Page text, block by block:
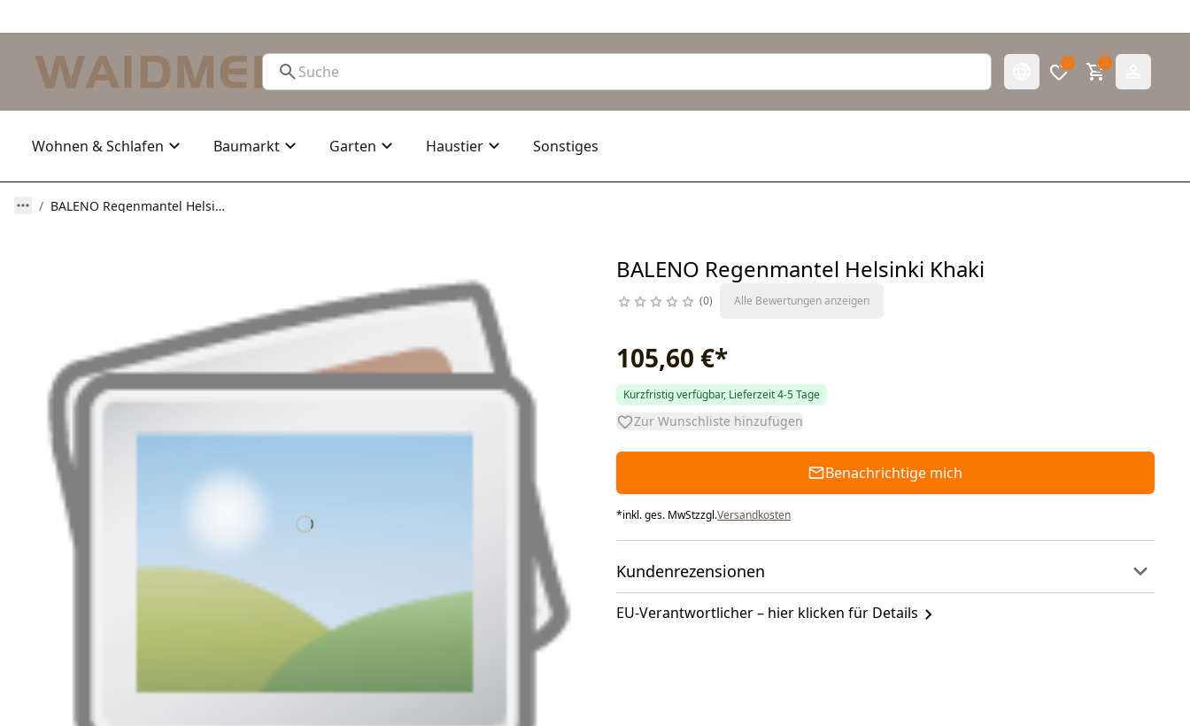
0 0
Wohnen & Schlafen Baumarkt Garten Haustier Sonstiges
BALENO Regenmantel Helsinki Khaki
BALENO Regenmantel Helsinki Khaki
0 Alle Bewertungen anzeigen
105,60 €*
Kurzfristig verfügbar, Lieferzeit 4-5 Tage
Zur Wunschliste hinzufügen
Benachrichtige mich
*inkl. ges. MwStzzgl.Versandkosten
Kundenrezensionen
EU-Verantwortlicher – hier klicken für Details